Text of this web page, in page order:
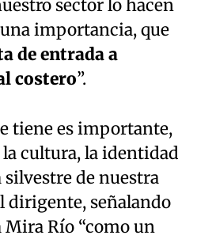
sector lo hacen
importancia, que
de entrada a
costero”.
tiene es importante,
cultura, la identidad
de nuestra
dirigente, señalando
Mira Río “como un